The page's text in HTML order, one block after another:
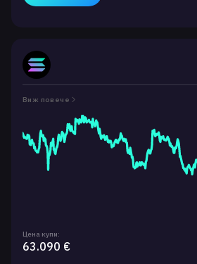
Виж повече
Цена купи:
63.090 €